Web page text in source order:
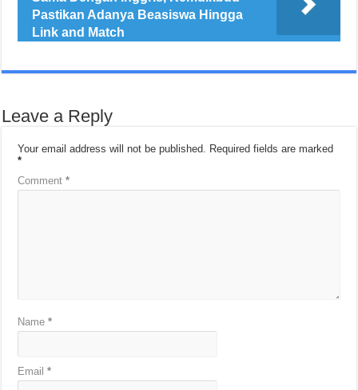
Pastikan Adanya Beasiswa Hingga
Link and Match
Leave a Reply
Your email address will not be published. Required fields are marked
*
Comment*
Name*
Email*